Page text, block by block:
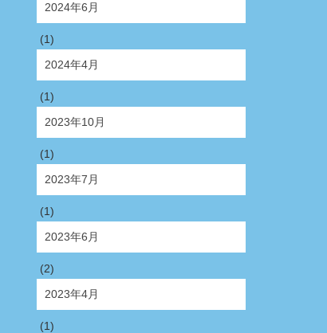
2024年6月
(1)
2024年4月
(1)
2023年10月
(1)
2023年7月
(1)
2023年6月
(2)
2023年4月
(1)